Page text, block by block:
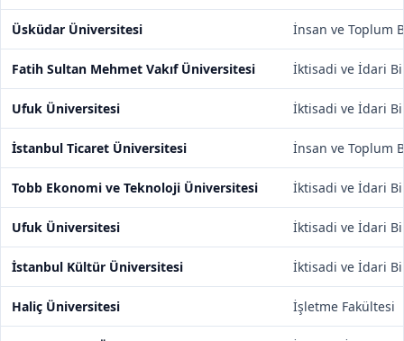
Üsküdar Üniversitesi İnsan ve Toplum
Fatih Sultan Mehmet Vakıf Üniversitesi İktisadi ve İdari
Ufuk Üniversitesi İktisadi ve İdari
İstanbul Ticaret Üniversitesi İnsan ve Toplum
Tobb Ekonomi ve Teknoloji Üniversitesi İktisadi ve İdari
Ufuk Üniversitesi İktisadi ve İdari
İstanbul Kültür Üniversitesi İktisadi ve İdari
Haliç Üniversitesi İşletme Fakültesi